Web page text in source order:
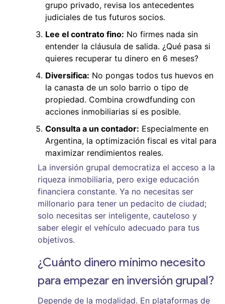
grupo privado, revisa los antecedentes
judiciales de tus futuros socios.
Lee el contrato fino: No firmes nada sin
entender la cláusula de salida. ¿Qué pasa si
quieres recuperar tu dinero en 6 meses?
Diversifica: No pongas todos tus huevos en
la canasta de un solo barrio o tipo de
propiedad. Combina crowdfunding con
acciones inmobiliarias si es posible.
Consulta a un contador: Especialmente en
Argentina, la optimización fiscal es vital para
maximizar rendimientos reales.
La inversión grupal democratiza el acceso a la
riqueza inmobiliaria, pero exige educación
financiera constante. Ya no necesitas ser
millonario para tener un pedacito de ciudad;
solo necesitas ser inteligente, cauteloso y
saber elegir el vehículo adecuado para tus
objetivos.
¿Cuánto dinero mínimo necesito
para empezar en inversión grupal?
Depende de la modalidad. En plataformas de